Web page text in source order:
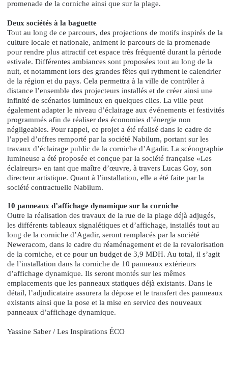
promenade de la corniche ainsi que sur la plage.
Deux sociétés à la baguette
Tout au long de ce parcours, des projections de motifs inspirés de la
culture locale et nationale, animent le parcours de la promenade
pour rendre plus attractif cet espace très fréquenté durant la période
estivale. Différentes ambiances sont proposées tout au long de la
nuit, et notamment lors des grandes fêtes qui rythment le calendrier
de la région et du pays. Cela permettra à la ville de contrôler à
distance l’ensemble des projecteurs installés et de créer ainsi une
infinité de scénarios lumineux en quelques clics. La ville peut
également adapter le niveau d’éclairage aux événements et festivités
programmés afin de réaliser des économies d’énergie non
négligeables. Pour rappel, ce projet a été réalisé dans le cadre de
l’appel d’offres remporté par la société Nabilum, portant sur les
travaux d’éclairage public de la corniche d’Agadir. La scénographie
lumineuse a été proposée et conçue par la société française «Les
éclaireurs» en tant que maître d’œuvre, à travers Lucas Goy, son
directeur artistique. Quant à l’installation, elle a été faite par la
société contractuelle Nabilum.
10 panneaux d’affichage dynamique sur la corniche
Outre la réalisation des travaux de la rue de la plage déjà adjugés,
les différents tableaux signalétiques et d’affichage, installés tout au
long de la corniche d’Agadir, seront remplacés par la société
Neweracom, dans le cadre du réaménagement et de la revalorisation
de la corniche, et ce pour un budget de 3,9 MDH. Au total, il s’agit
de l’installation dans la corniche de 10 panneaux extérieurs
d’affichage dynamique. Ils seront montés sur les mêmes
emplacements que les panneaux statiques déjà existants. Dans le
détail, l’adjudicataire assurera la dépose et le transfert des panneaux
existants ainsi que la pose et la mise en service des nouveaux
panneaux d’affichage dynamique.
Yassine Saber / Les Inspirations ÉCO